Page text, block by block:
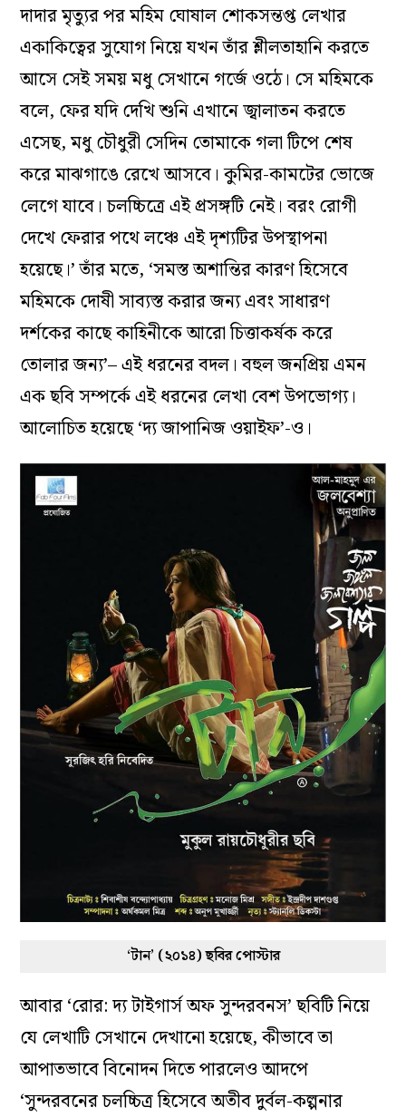
দাদার মৃত্যুর পর মহিম ঘোষাল শোকসন্তপ্ত লেখার
একাকিত্বের সুযোগ নিয়ে যখন তাঁর শ্লীলতাহানি করতে
আসে সেই সময় মধু সেখানে গর্জে ওঠে। সে মহিমকে
বলে, ফের যদি দেখি শুনি এখানে জ্বালাতন করতে
এসেছ, মধু চৌধুরী সেদিন তোমাকে গলা টিপে শেষ
করে মাঝগাঙে রেখে আসবে। কুমির-কামটের ভোজে
লেগে যাবে। চলচ্চিত্রে এই প্রসঙ্গটি নেই। বরং রোগী
দেখে ফেরার পথে লঞ্চে এই দৃশ্যটির উপস্থাপনা
হয়েছে।’ তাঁর মতে, ‘সমস্ত অশান্তির কারণ হিসেবে
মহিমকে দোষী সাব্যস্ত করার জন্য এবং সাধারণ
দর্শকের কাছে কাহিনীকে আরো চিত্তাকর্ষক করে
তোলার জন্য’– এই ধরনের বদল। বহুল জনপ্রিয় এমন
এক ছবি সম্পর্কে এই ধরনের লেখা বেশ উপভোগ্য।
আলোচিত হয়েছে ‘দ্য জাপানিজ ওয়াইফ’-ও।
‘টান’ (২০১৪) ছবির পোস্টার
আবার ‘রোর: দ্য টাইগার্স অফ সুন্দরবনস’ ছবিটি নিয়ে
যে লেখাটি সেখানে দেখানো হয়েছে, কীভাবে তা
আপাতভাবে বিনোদন দিতে পারলেও আদপে
‘সুন্দরবনের চলচ্চিত্র হিসেবে অতীব দুর্বল-কল্পনার